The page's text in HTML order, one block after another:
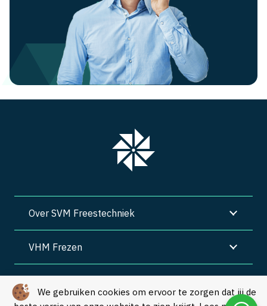
We gebruiken cookies om ervoor te zorgen dat jij de
Over SVM Freestechniek
VHM Frezen